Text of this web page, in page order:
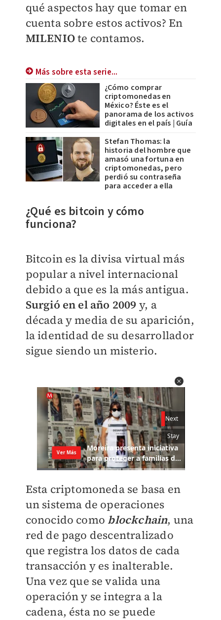
qué aspectos hay que tomar en
cuenta sobre estos activos? En
MILENIOte contamos.
Más sobre esta serie...
¿Cómo comprar
criptomonedas en
México? Éste es el
panorama de los activos
digitales en el país | Guía
Stefan Thomas: la
historia del hombre que
amasó una fortuna en
criptomonedas, pero
perdió su contraseña
para acceder a ella
¿Qué es bitcoin y cómo
funciona?
Bitcoin es la divisa virtual más
popular a nivel internacional
debido a que es la más antigua.
Surgió en el año 2009 y, a
década y media de su aparición,
la identidad de su desarrollador
sigue siendo un misterio.
Esta criptomoneda se basa en
un sistema de operaciones
conocido como blockchain, una
red de pago descentralizado
que registra los datos de cada
transacción y es inalterable.
Una vez que se valida una
operación y se integra a la
cadena, ésta no se puede